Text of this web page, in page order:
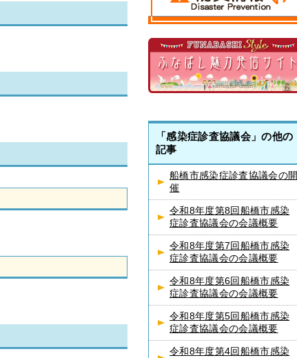
「感染症診査協議会」の他の
記事
船橋市感染症診査協議会の開
催
令和8年度第8回船橋市感染
症診査協議会の会議概要
令和8年度第7回船橋市感染
症診査協議会の会議概要
令和8年度第6回船橋市感染
症診査協議会の会議概要
令和8年度第5回船橋市感染
症診査協議会の会議概要
令和8年度第4回船橋市感染